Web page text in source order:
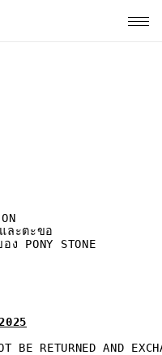
ละตะขอ
PONY STONE
BE RETURNED AND